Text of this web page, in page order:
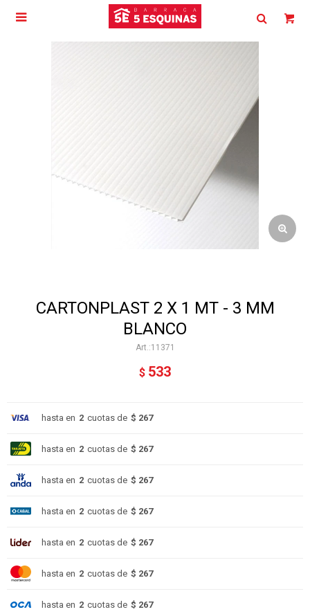

CARTONPLAST 2 X 1 MT - 3 MM
BLANCO
11371
$ 533
hasta en 2 cuotas de $ 267
hasta en 2 cuotas de $ 267
hasta en 2 cuotas de $ 267
hasta en 2 cuotas de $ 267
hasta en 2 cuotas de $ 267
hasta en 2 cuotas de $ 267
hasta en 2 cuotas de $ 267